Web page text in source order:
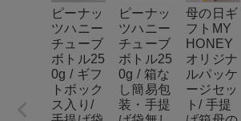
ピーナッ
ツハニー
チューブ
ボトル25
0g / ギフ
トボック
ス入り/
ピーナッ
ツハニー
チューブ
ボトル25
0g / 箱な
し簡易包
装・手提
母の日ギ
フトMY
HONEY
オリジナ
ルパッケ
ージセッ
ト/ 手提